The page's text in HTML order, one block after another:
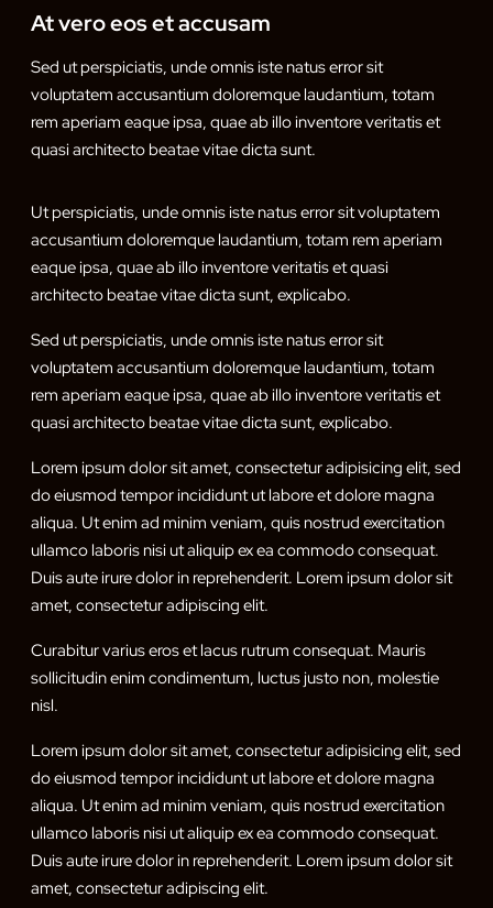
At vero eos et accusam
Sed ut perspiciatis, unde omnis iste natus error sit
voluptatem accusantium doloremque laudantium, totam
rem aperiam eaque ipsa, quae ab illo inventore veritatis et
quasi architecto beatae vitae dicta sunt.
Ut perspiciatis, unde omnis iste natus error sit voluptatem
accusantium doloremque laudantium, totam rem aperiam
eaque ipsa, quae ab illo inventore veritatis et quasi
architecto beatae vitae dicta sunt, explicabo.
Sed ut perspiciatis, unde omnis iste natus error sit
voluptatem accusantium doloremque laudantium, totam
rem aperiam eaque ipsa, quae ab illo inventore veritatis et
quasi architecto beatae vitae dicta sunt, explicabo.
Lorem ipsum dolor sit amet, consectetur adipisicing elit, sed
do eiusmod tempor incididunt ut labore et dolore magna
aliqua. Ut enim ad minim veniam, quis nostrud exercitation
ullamco laboris nisi ut aliquip ex ea commodo consequat.
Duis aute irure dolor in reprehenderit. Lorem ipsum dolor sit
amet, consectetur adipiscing elit.
Curabitur varius eros et lacus rutrum consequat. Mauris
sollicitudin enim condimentum, luctus justo non, molestie
nisl.
Lorem ipsum dolor sit amet, consectetur adipisicing elit, sed
do eiusmod tempor incididunt ut labore et dolore magna
aliqua. Ut enim ad minim veniam, quis nostrud exercitation
ullamco laboris nisi ut aliquip ex ea commodo consequat.
Duis aute irure dolor in reprehenderit. Lorem ipsum dolor sit
amet, consectetur adipiscing elit.